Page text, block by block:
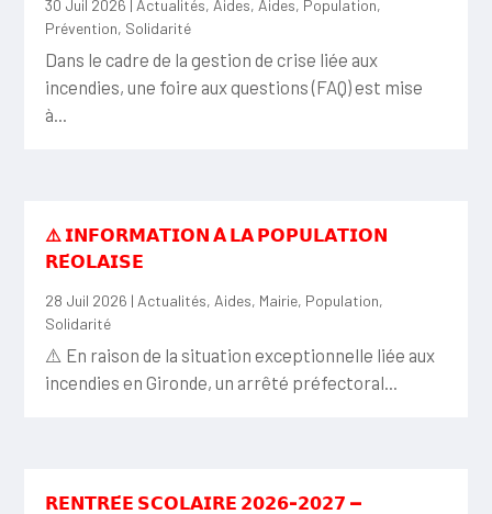
30 Juil 2026 Actualités, Aides, Aides, Population,
Prévention, Solidarité
Dans le cadre de la gestion de crise liée aux
incendies, une foire aux questions (FAQ) est mise
à...
⚠️ 𝗜𝗡𝗙𝗢𝗥𝗠𝗔𝗧𝗜𝗢𝗡 𝗔̀ 𝗟𝗔 𝗣𝗢𝗣𝗨𝗟𝗔𝗧𝗜𝗢𝗡
𝗥𝗘́𝗢𝗟𝗔𝗜𝗦𝗘
28 Juil 2026 | Actualités, Aides, Mairie, Population,
Solidarité
⚠️ En raison de la situation exceptionnelle liée aux
incendies en Gironde, un arrêté préfectoral...
𝗥𝗘𝗡𝗧𝗥𝗘́𝗘 𝗦𝗖𝗢𝗟𝗔𝗜𝗥𝗘 𝟮𝟬𝟮𝟲-𝟮𝟬𝟮𝟳 —